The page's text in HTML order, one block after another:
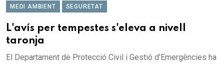
MEDI AMBIENT SEGURETAT
L'avís per tempestes s'eleva a nivell
taronja
El Departament de Protecció Civil i Gestió d'Emergències ha